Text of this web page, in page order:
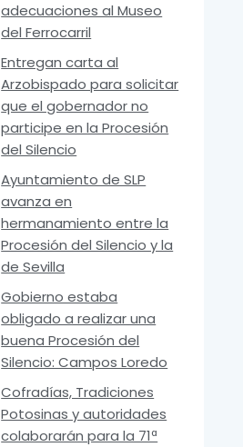
adecuaciones al Museo
del Ferrocarril
Entregan carta al
Arzobispado para solicitar
que el gobernador no
participe en la Procesión
del Silencio
Ayuntamiento de SLP
avanza en
hermanamiento entre la
Procesión del Silencio y la
de Sevilla
Gobierno estaba
obligado a realizar una
buena Procesión del
Silencio: Campos Loredo
Cofradías, Tradiciones
Potosinas y autoridades
colaborarán para la 71ª